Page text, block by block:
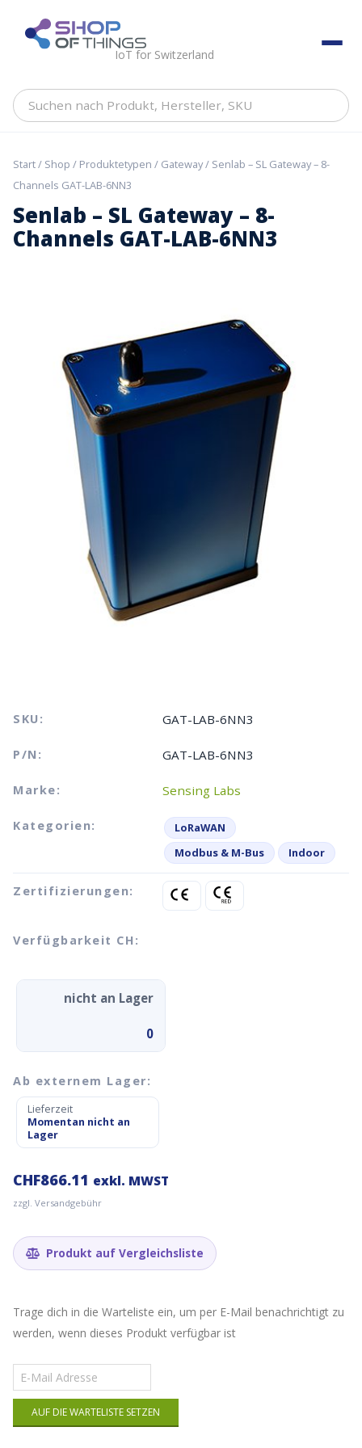
content ShopOfThings
IoT for Switzerland
Suchen
Hersteller,
Start/ Shop / Produktetypen / Gateway/ Senlab – SL Gateway – 8-
Channels GAT-LAB-6NN3
Senlab – SL Gateway – 8-
Channels GAT-LAB-6NN3
SKU: GAT-LAB-6NN3
P/N: GAT-LAB-6NN3
Marke: Sensing Labs
Kategorien:
LoRaWAN
Modbus & M-Bus
Indoor
Zertifizierungen:
Verfügbarkeit CH:
nicht an Lager
0
Ab externem Lager:
Lieferzeit
Momentan nicht an
Lager
CHF866.11 exkl. MWST
zzgl. Versandgebühr
Produkt auf Vergleichsliste
Trage dich in die Warteliste ein, um per E-Mail benachrichtigt zu
werden, wenn dieses Produkt verfügbar ist
Gib
deine
E-
Mail-AUF DIE WARTELISTE SETZEN